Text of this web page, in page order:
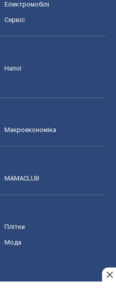
Електромобілі
Сервіс
Напої
Макроекономіка
MAMACLUB
Плітки
Мода